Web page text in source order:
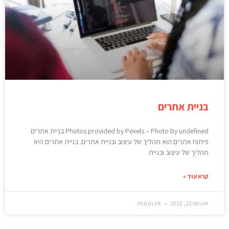
בניית אתרים
Photos provided by Pexels – Photo by undefined בניית אתרים
פיתוח אתרים הוא תהליך של עיצוב ובניית אתרים. בניית אתרים היא
תהליך של עיצוב ובניית
קרא עוד »
אוגוסט 22, 2022 אין תגובות